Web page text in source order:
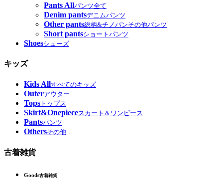
Pants Allパンツ全て
Denim pantsデニムパンツ
Other pants総柄&チノパンその他パンツ
Short pantsショートパンツ
Shoesシューズ
キッズ
Kids Allすべてのキッズ
Outerアウター
Tops トップス
Skirt&Onepieceスカート＆ワンピース
Pantsパンツ
Othersその他
古着雑貨
Goods古着雑貨